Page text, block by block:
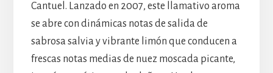
Cantuel. Lanzado en 2007, este llamativo aroma
se abre con dinámicas notas de salida de
sabrosa salvia y vibrante limón que conducen a
frescas notas medias de nuez moscada picante,